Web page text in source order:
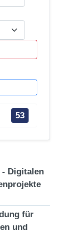
53
- Digitalen
für
und